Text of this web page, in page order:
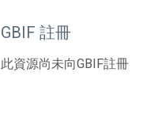
GBIF 註冊
此資源尚未向GBIF註冊